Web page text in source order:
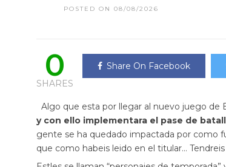
POSTED ON 08/08/2026
0
SHARES
Share On Facebook
Algo que esta por llegar al nuevo juego de
y con ello implementara el pase de
gente se ha quedado impactada por como
que como habeis leido en el titular…